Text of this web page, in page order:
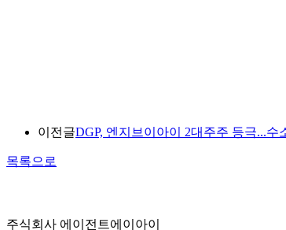
이전글DGP, 엔지브이아이 2대주주 등극...수
목록으로
주식회사 에이전트에이아이